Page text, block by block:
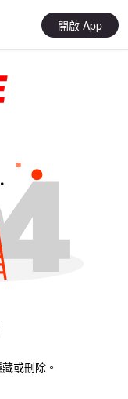
開啟 App
或刪除。